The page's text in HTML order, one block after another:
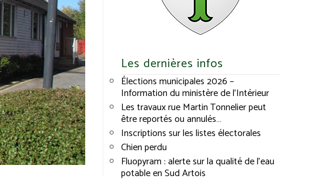
Les dernières infos
Élections municipales 2026 –
Information du ministère de l’Intérieur
Les travaux rue Martin Tonnelier peut
être reportés ou annulés…
Inscriptions sur les listes électorales
Chien perdu
Fluopyram : alerte sur la qualité de l’eau
potable en Sud Artois